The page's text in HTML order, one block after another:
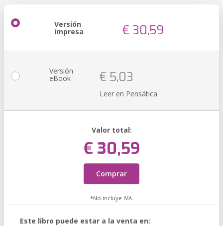
Versión
impresa € 30,59
Versión
eBook € 5,03
Leer en Pensática
Valor total:
€ 30,59
Comprar
*No incluye IVA.
Este libro puede estar a la venta en: